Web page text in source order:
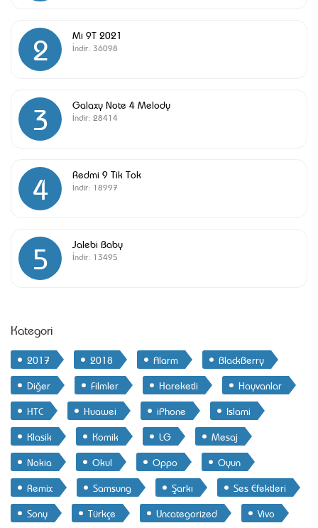
2 Mi 9T 2021
İndir: 36098
3 Galaxy Note 4 Melody
İndir: 28414
4 Redmi 9 Tik Tok
İndir: 18997
5 Jalebi Baby
İndir: 13495
Kategori
2017 2018 Alarm
BlackBerry
Diğer
Filmler Hareketli
Hayvanlar
HTC
Huawei iPhone
Islami
Klasik
Komik LG
Mesaj
Nokia
Okul Oppo
Oyun
Remix
Samsung Şarkı
Ses Efektleri
Sony
Türkçe Uncategorized Vivo